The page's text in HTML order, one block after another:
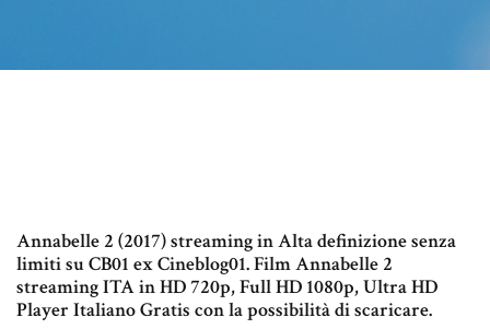
Annabelle 2 (2017) streaming in Alta definizione senza
limiti su CB01 ex Cineblog01. Film Annabelle 2
streaming ITA in HD 720p, Full HD 1080p, Ultra HD
Player Italiano Gratis con la possibilità di scaricare.